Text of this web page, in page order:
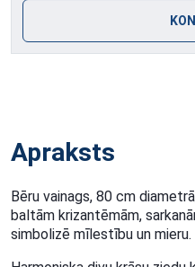
Apraksts
Bēru vainags, 80 cm
baltām krizantēmām,
simbolizē mīlestību un mieru.